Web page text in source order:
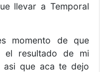
llevar a Temporal
momento de que
el resultado de mi
asi que aca te dejo